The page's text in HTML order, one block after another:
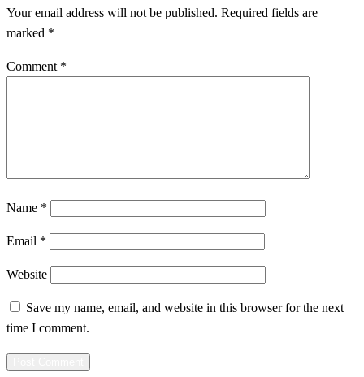
Your email address will not be published. Required fields are
marked *
Comment *
Name *
Email *
Website
Save my name, email, and website in this browser for the next
time I comment.